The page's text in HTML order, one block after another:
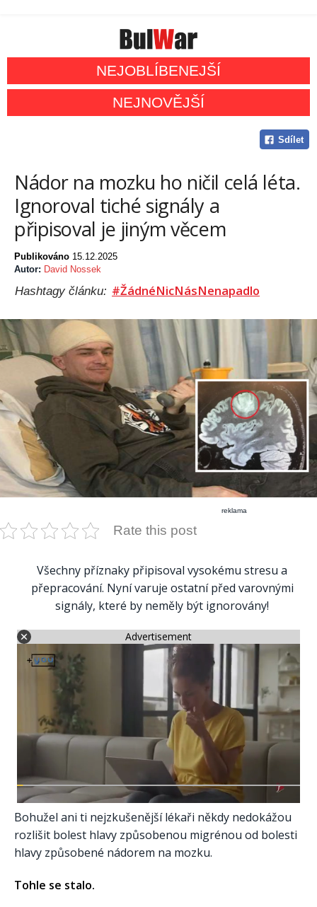
NEJOBLÍBENEJŠÍ
NEJNOVĚJŠÍ
Sdílet
Nádor na mozku ho ničil celá léta.
Ignoroval tiché signály a
připisoval je jiným věcem
Publikováno 15.12.2025
Autor: David Nossek
Hashtagy článku: #ŽádnéNicNásNenapadlo
reklama
Rate this post
Všechny příznaky připisoval vysokému stresu a
přepracování. Nyní varuje ostatní před varovnými
signály, které by neměly být ignorovány!
Advertisement
Bohužel ani ti nejzkušenější lékaři někdy nedokážou
rozlišit bolest hlavy způsobenou migrénou od bolesti
hlavy způsobené nádorem na mozku.
Tohle se stalo.